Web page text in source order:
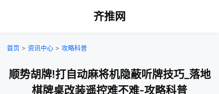
齐推网
首页 > 资讯中心 > 攻略科普
顺势胡牌!打自动麻将机隐蔽听牌技巧_落地
棋牌桌改装遥控难不难-攻略科普